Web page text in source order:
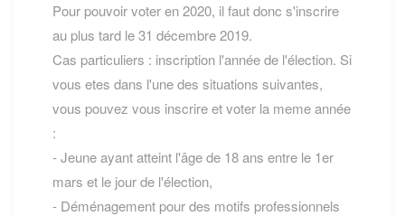
Pour pouvoir voter en 2020, il faut donc s'inscrire
au plus tard le 31 décembre 2019.
Cas particuliers : inscription l'année de l'élection. Si
vous etes dans l'une des situations suivantes,
vous pouvez vous inscrire et voter la meme année
:
- Jeune ayant atteint l'âge de 18 ans entre le 1er
mars et le jour de l'élection,
- Déménagement pour des motifs professionnels